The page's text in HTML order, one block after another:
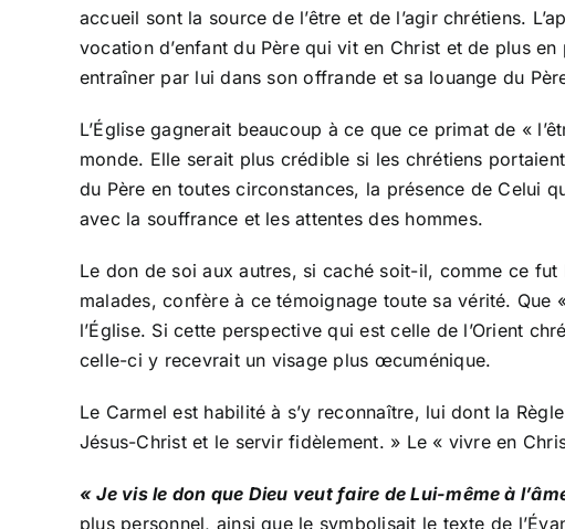
accueil sont la source de l’être et de l’agir chrétiens.
vocation d’enfant du Père qui vit en Christ et de plus
entraîner par lui dans son offrande et sa louange du
L’Église gagnerait beaucoup à ce que ce primat de «
monde. Elle serait plus crédible si les chrétiens
du Père en toutes circonstances, la présence de Celui
avec la souffrance et les attentes des hommes.
Le don de soi aux autres, si caché soit-il, comme ce fut
malades, confère à ce témoignage toute sa vérité. Que
l’Église. Si cette perspective qui est celle de l’Orient
celle-ci y recevrait un visage plus œcuménique.
Le Carmel est habilité à s’y reconnaître, lui dont la
Jésus-Christ et le servir fidèlement. » Le « vivre en
« Je vis le don que Dieu veut faire de Lui-même à
plus personnel, ainsi que le symbolisait le texte de